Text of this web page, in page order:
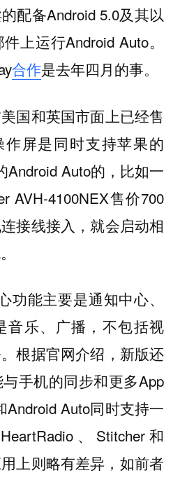
配备Android 5.0及其以
上运行Android Auto。
合作是去年四月的事。
国和英国市面上已经售
作屏是同时支持苹果的
Android Auto的，比如一
AVH-4100NEX售价700
接线接入，就会启动相
功能主要是通知中心、
音乐、广播，不包括视
根据官网介绍，新版还
手机的同步和更多App
Android Auto同时支持一
、Stitcher和
上则略有差异，如前者